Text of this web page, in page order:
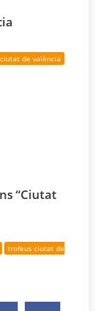
de valència
“Ciutat
trofeus ciutat de